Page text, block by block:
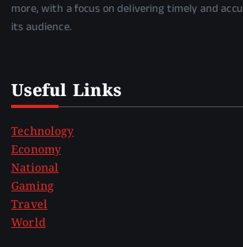
more, with a focus on delivering timely and
its audience.
Useful Links
Technology
Economy
National
Gaming
Travel
World